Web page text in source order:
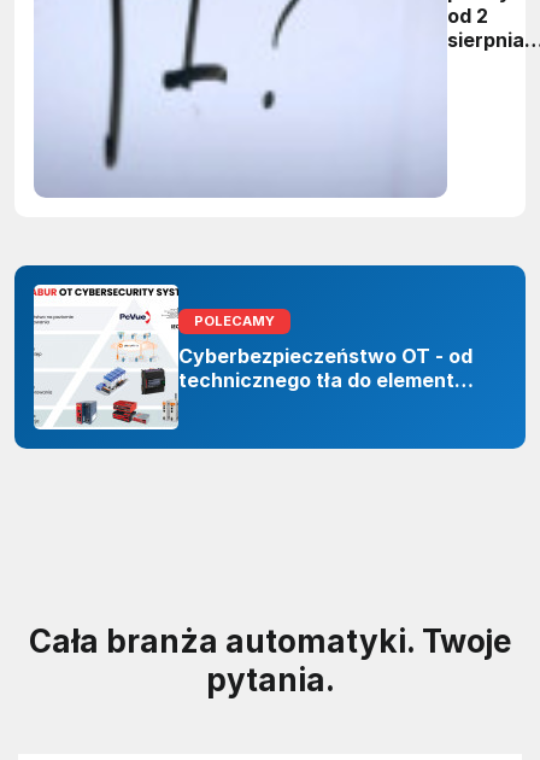
od 2
sierpnia
POLECAMY
Cyberbezpieczeństwo OT - od
technicznego tła do elementu
Cała branża automatyki. Twoje
pytania.